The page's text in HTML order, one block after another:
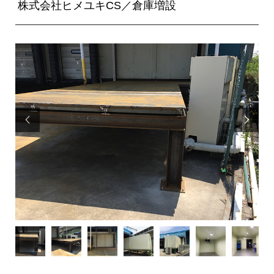
株式会社ヒメユキCS／倉庫増設
 